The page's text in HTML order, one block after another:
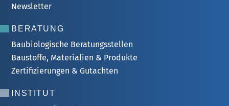
Newsletter
BERATUNG
Baubiologische Beratungsstellen
Baustoffe, Materialien & Produkte
Zertifizierungen & Gutachten
INSTITUT